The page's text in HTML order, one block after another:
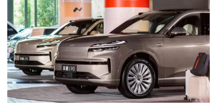
Văn hóa
Sân khấu - Điện ảnh
Văn học
Giải trí
Nghệ sĩ
Thời trang